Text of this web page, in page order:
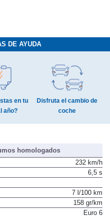
DE AYUDA
en tu
Disfruta el cambio de
homologados
232 km/h
7 l/100 km
158 gr/km